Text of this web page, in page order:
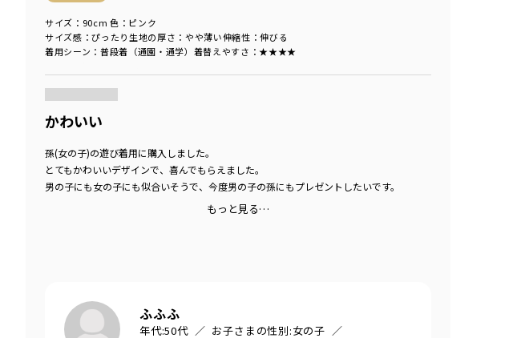
サイズ感 ：ぴったり 生地の厚さ ：やや薄い伸縮性 ：伸びる
着用シーン ：普段着（通園・通学） 着替えやすさ ：★★★★
サイズ：90cm 色：ピンク
かわいい
孫(女の子)の遊び着用に購入しました。
とてもかわいいデザインで、喜んでもらえました。
男の子にも女の子にも似合いそうで、今度男の子の孫にもプレゼントしたいです。
もっと見る…
ふふふ
年代:50代 お子さまの性別:女の子